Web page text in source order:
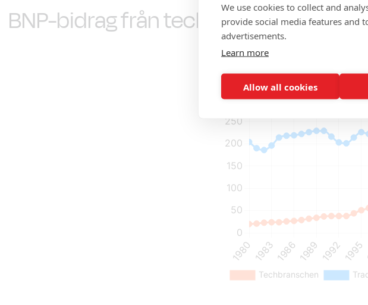
BNP-bidrag från tech respektive
We use cookies to collect and
provide social media features and
advertisements.
Learn more
Allow all cookies